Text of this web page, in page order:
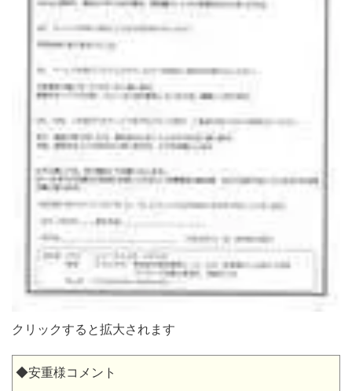
クリックすると拡大されます
◆安重様コメント